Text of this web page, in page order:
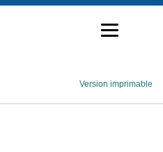
Version imprimable